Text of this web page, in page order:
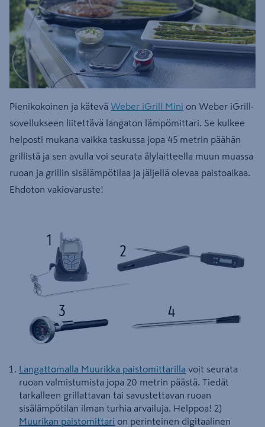
Pienikokoinen ja kätevä Weber iGrill Mini on Weber iGrill-
sovellukseen liitettävä langaton lämpömittari. Se kulkee
helposti mukana vaikka taskussa jopa 45 metrin päähän
grillistä ja sen avulla voi seurata älylaitteella muun muassa
ruoan ja grillin sisälämpötilaa ja jäljellä olevaa paistoaikaa.
Ehdoton vakiovaruste!
Langattomalla Muurikka paistomittarilla voit seurata
ruoan valmistumista jopa 20 metrin päästä. Tiedät
tarkalleen grillattavan tai savustettavan ruoan
sisälämpötilan ilman turhia arvailuja. Helppoa! 2)
Muurikan paistomittari on perinteinen digitaalinen